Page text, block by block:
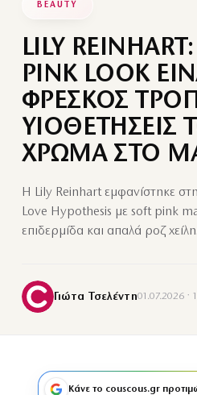
BEAUTY
LILY
PINK LOOK
ΦΡΕΣΚΟΣ
ΥΙΟΘΕΤΗΣΕΙΣ
ΧΡΩΜΑ ΣΤΟ
Η Lily Reinhart εμφανίστηκε
Love Hypothesis με soft pink
επιδερμίδα και απαλά ροζ χείλη.
Γιώτα Τσελέντη01.07.2026 ·
Κάνε το couscous.gr